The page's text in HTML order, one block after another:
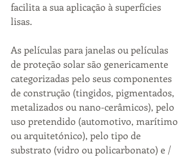
facilita a sua aplicação à superfícies
lisas.
As películas para janelas ou películas
de proteção solar são genericamente
categorizadas pelo seus componentes
de construção (tingidos, pigmentados,
metalizados ou nano-cerâmicos), pelo
uso pretendido (automotivo, marítimo
ou arquitetónico), pelo tipo de
substrato (vidro ou policarbonato) e /